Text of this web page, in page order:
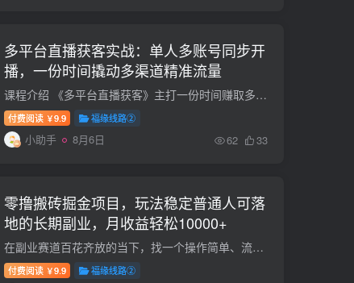
多平台直播获客实战：单人多账号同步开
播，一份时间撬动多渠道精准流量
课程介绍 《多平台直播获客》主打一份时间赚取多渠道流量，全程聚焦落地实操，解决单人直播流量单薄、账号规划混乱、引流转化困难等痛点。课程先讲解流量判定、账号实名规划与直播间标签打造方...
付费阅读 ￥9.9 福缘线路②
小助手 8月6日 62 33
零撸搬砖掘金项目，玩法稳定普通人可落
地的长期副业，月收益轻松10000+
在副业赛道百花齐放的当下，找一个操作简单、流量稳定、能长期变现的项目，成了多数想搞副业人群的核心诉求。 而给大家分享的项目借年轻化的用户生态、对内容的宽松管控，成为了副业玩家的掘金...
付费阅读 ￥9.9 福缘线路②